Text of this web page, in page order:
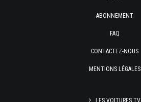
ABONNEMENT
FAQ
CONTACTEZ-NOUS
MENTIONS LÉGALES
LES VOITURES TV